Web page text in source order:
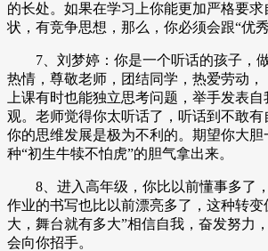
的长处。如果在学习上你能更加严格要
状，有竞争思想，那么，你必须会跟“优
7、刘梦婷：你是一个听话的孩子，做
热情，尊敬老师，团结同学，热爱劳动，
上课有时也能独立思考问题，举手发表
观。老师觉得你太听话了，听话到不敢
你的思维发展是极为不利的。期望你大胆
种“初生牛犊不怕虎”的胆气拿出来。
8、进入高年级，你比以前懂事多了，
作业的书写也比以前漂亮多了，这种转变
大，舞台就有多大”相信自我，奋发努力
会向你招手。